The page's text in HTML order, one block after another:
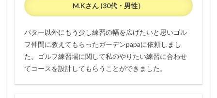
M.Kさん (30代・男性）
パター以外にもう少し練習の幅を広げたいと思いゴル
フ仲間に教えてもらったガーデンpapaに依頼しまし
た。ゴルフ練習場に関して私のやりたい練習に合わせ
てコースを設計してもらうことができました。